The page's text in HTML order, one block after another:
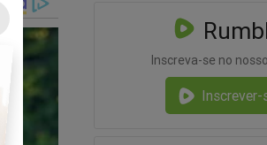
Inscreva-se no
Inscrever-